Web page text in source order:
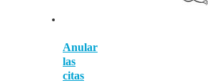
Anular
las
citas